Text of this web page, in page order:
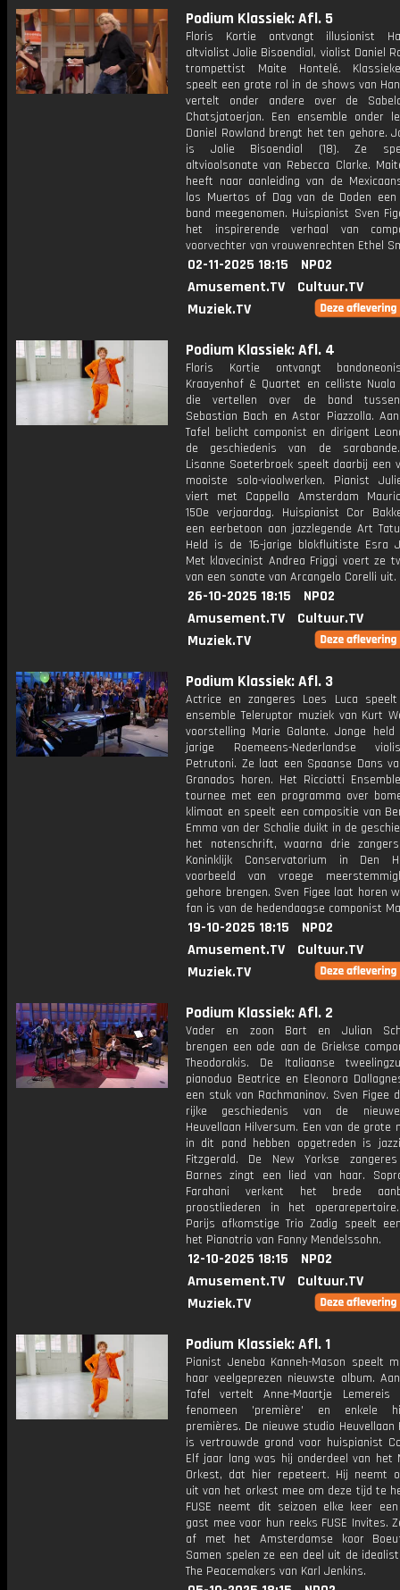
Podium Klassiek: Afl. 5
Floris Kortie ontvangt illusionist
altviolist Jolie Bisoendial, violist Daniel
trompettist Maite Hontelé.
speelt een grote rol in de shows van
vertelt onder andere over de
Chatsjatoerjan. Een ensemble onder
Daniel Rowland brengt het ten gehore.
is Jolie Bisoendial (18). Ze
altvioolsonate van Rebecca Clarke.
heeft naar aanleiding van de
los Muertos of Dag van de Doden een
band meegenomen. Huispianist Sven
het inspirerende verhaal van
voorvechter van vrouwenrechten Ethel
02-11-2025 18:15
NPO2
Amusement.TV
Cultuur.TV
Muziek.TV
Podium Klassiek: Afl. 4
Floris Kortie ontvangt
Kraayenhof & Quartet en celliste Nuala
die vertellen over de band
Sebastian Bach en Astor Piazzolla.
Tafel belicht componist en dirigent
de geschiedenis van de
Lisanne Soeterbroek speelt daarbij een
mooiste solo-vioolwerken. Pianist
viert met Cappella Amsterdam
150e verjaardag. Huispianist Cor
een eerbetoon aan jazzlegende Art
Held is de 16-jarige blokfluitiste Esra
Met klavecinist Andrea Friggi voert ze
van een sonate van Arcangelo Corelli uit.
26-10-2025 18:15
NPO2
Amusement.TV
Cultuur.TV
Muziek.TV
Podium Klassiek: Afl. 3
Actrice en zangeres Loes Luca
ensemble Teleruptor muziek van Kurt
voorstelling Marie Galante. Jonge
jarige Roemeens-Nederlandse
Petrutoni. Ze laat een Spaanse Dans
Granados horen. Het Ricciotti
tournee met een programma over
klimaat en speelt een compositie van
Emma van der Schalie duikt in de
het notenschrift, waarna drie
Koninklijk Conservatorium in Den
voorbeeld van vroege
gehore brengen. Sven Figee laat horen
fan is van de hedendaagse componist
19-10-2025 18:15
NPO2
Amusement.TV
Cultuur.TV
Muziek.TV
Podium Klassiek: Afl. 2
Vader en zoon Bart en Julian
brengen een ode aan de Griekse
Theodorakis. De Italiaanse
pianoduo Beatrice en Eleonora
een stuk van Rachmaninov. Sven Figee
rijke geschiedenis van de
Heuvellaan Hilversum. Een van de grote
in dit pand hebben opgetreden is
Fitzgerald. De New Yorkse
Barnes zingt een lied van haar.
Farahani verkent het brede
proostliederen in het
Parijs afkomstige Trio Zadig speelt
het Pianotrio van Fanny Mendelssohn.
12-10-2025 18:15
NPO2
Amusement.TV
Cultuur.TV
Muziek.TV
Podium Klassiek: Afl. 1
Pianist Jeneba Kanneh-Mason speelt
haar veelgeprezen nieuwste album.
Tafel vertelt Anne-Maartje
fenomeen 'première' en enkele
premières. De nieuwe studio Heuvellaan
is vertrouwde grond voor huispianist
Elf jaar lang was hij onderdeel van het
Orkest, dat hier repeteert. Hij neemt
uit van het orkest mee om deze tijd te
FUSE neemt dit seizoen elke keer
gast mee voor hun reeks FUSE Invites.
af met het Amsterdamse koor
Samen spelen ze een deel uit de
The Peacemakers van Karl Jenkins.